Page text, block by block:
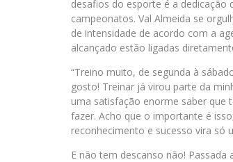
desafios do esporte é a
campeonatos. Val Almeida se
de intensidade de acordo com a
alcançado estão ligadas
“Treino muito, de segunda à
gosto! Treinar já virou parte da
uma satisfação enorme saber que
fazer. Acho que o importante é
reconhecimento e sucesso vira só
E não tem descanso não!